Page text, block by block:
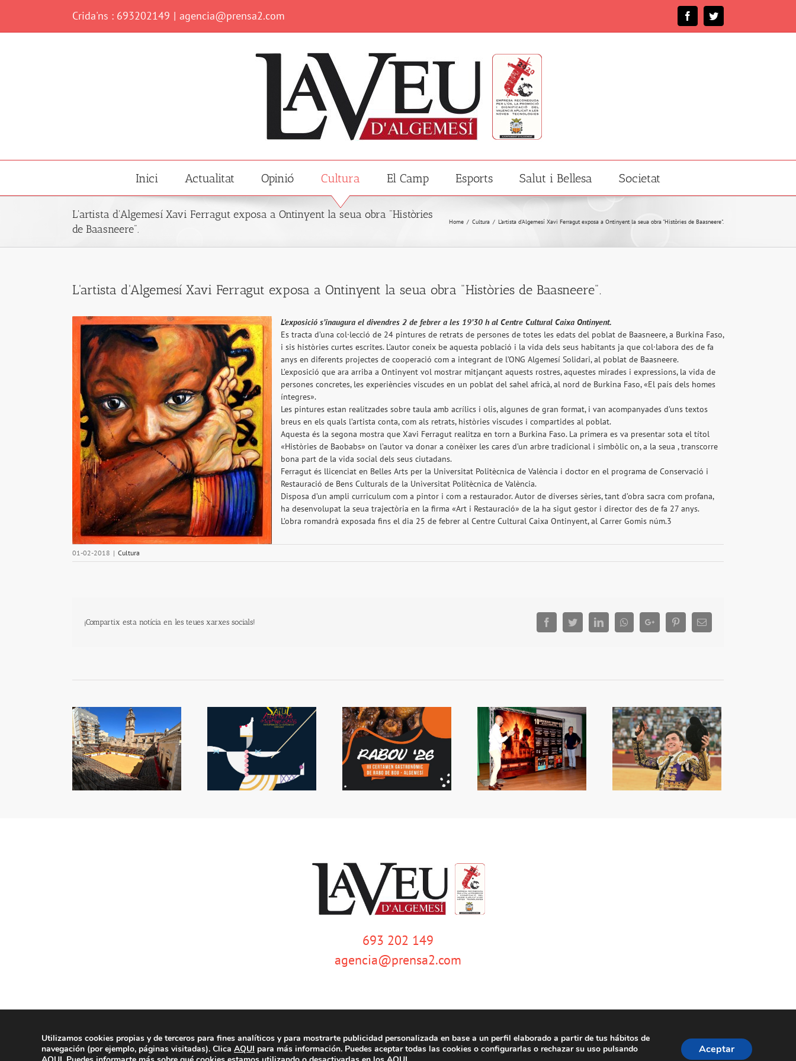
content
Crida'ns : 693202149 | agencia@prensa2.com FacebookTwitter
Inici Actualitat Opinió Cultura El Camp Esports Salut i Bellesa Societat
L'artista d'Algemesí Xavi Ferragut exposa a Ontinyent la seua obra "Històries
de Baasneere".
Home / Cultura / L'artista d'Algemesí Xavi Ferragut exposa a Ontinyent la seua obra "Històries de Baasneere".
L'artista d'Algemesí Xavi Ferragut exposa a Ontinyent la seua obra "Històries de Baasneere".
L’exposició s’inaugura el divendres 2 de febrer a les 19’30 h al Centre Cultural Caixa Ontinyent.
Es tracta d’una col·lecció de 24 pintures de retrats de persones de totes les edats del poblat de Baasneere, a Burkina Faso,
i sis històries curtes escrites. L’autor coneix be aquesta població i la vida dels seus habitants ja que col·labora des de fa
anys en diferents projectes de cooperació com a integrant de l’ONG Algemesí Solidari, al poblat de Baasneere.
L’exposició que ara arriba a Ontinyent vol mostrar mitjançant aquests rostres, aquestes mirades i expressions, la vida de
persones concretes, les experiències viscudes en un poblat del sahel africà, al nord de Burkina Faso, «El país dels homes
íntegres».
Les pintures estan realitzades sobre taula amb acrílics i olis, algunes de gran format, i van acompanyades d’uns textos
breus en els quals l’artista conta, com als retrats, històries viscudes i compartides al poblat.
Aquesta és la segona mostra que Xavi Ferragut realitza en torn a Burkina Faso. La primera es va presentar sota el títol
«Històries de Baobabs» on l’autor va donar a conèixer les cares d’un arbre tradicional i simbòlic on, a la seua , transcorre
bona part de la vida social dels seus ciutadans.
Ferragut és llicenciat en Belles Arts per la Universitat Politècnica de València i doctor en el programa de Conservació i
Restauració de Bens Culturals de la Universitat Politècnica de València.
Disposa d’un ampli curriculum com a pintor i com a restaurador. Autor de diverses sèries, tant d’obra sacra com profana,
ha desenvolupat la seua trajectòria en la firma «Art i Restauració» de la ha sigut gestor i director des de fa 27 anys.
L’obra romandrà exposada fins el dia 25 de febrer al Centre Cultural Caixa Ontinyent, al Carrer Gomis núm.3
01-02-2018 | Cultura
¡Compartix esta notícia en les teues xarxes socials! FacebookTwitterLinkedInWhatsappGoogle+ PinterestEmail
Festes de la Mare de Déu
de la Salut
El Rabou tornarà a
Algemesí
Presentada la Setmana
de Bous
La capacitat de Nek
sorprén a València
693 202 149
agencia@prensa2.com
© Copyright 2020 | La Veu d'Algemesí | Tots els drets reservats |Aviso legal|Política de privacidad|Política de cookies| Dissenyat pertecniwebs
Utilizamos cookies propias y de terceros para fines analíticos y para mostrarte publicidad personalizada en base a un perfil elaborado a partir de tus hábitos de
navegación (por ejemplo, páginas visitadas). Clica AQUI para más información. Puedes aceptar todas las cookies o configurarlas o rechazar su uso pulsando
Aceptar